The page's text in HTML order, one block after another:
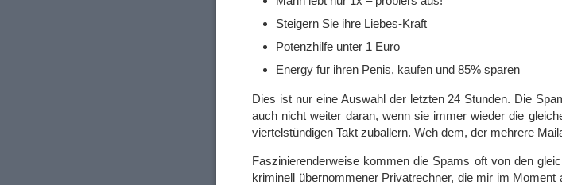
Steigern Sie ihre Liebes-Kraft
Potenzhilfe unter 1 Euro
Energy fur ihren Penis, kaufen und 85% sparen
Dies ist nur eine Auswahl der letzten 24 Stunden. Die
auch nicht weiter daran, wenn sie immer wieder die
viertelstündigen Takt zuballern. Weh dem, der mehrere
Faszinierenderweise kommen die Spams oft von den
kriminell übernommener Privatrechner, die mir im Moment